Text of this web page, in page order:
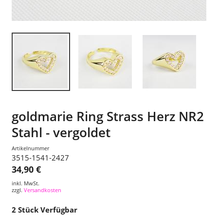
goldmarie Ring Strass Herz NR2
Stahl - vergoldet
Artikelnummer
3515-1541-2427
34,90 €
inkl. MwSt.
zzgl. Versandkosten
2 Stück Verfügbar